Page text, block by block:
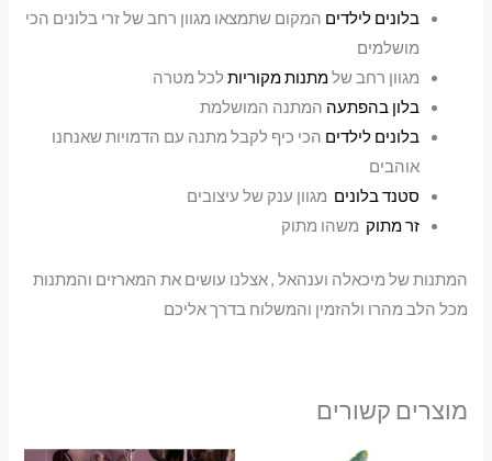
בלונים לילדים המקום שתמצאו מגוון רחב של זרי בלונים הכי
מושלמים
מגוון רחב שלמתנות מקוריותלכל מטרה
בלון בהפתעה המתנה המושלמת
בלונים לילדים הכי כיף לקבל מתנה עם הדמויות שאנחנו
אוהבים
סטנד בלונים מגוון ענק של עיצובים
זר מתוק משהו מתוק
המתנות של מיכאלה וענהאל , אצלנו עושים את המארזים והמתנות
מכל הלב מהרו ולהזמין והמשלוח בדרך אליכם
מוצרים קשורים